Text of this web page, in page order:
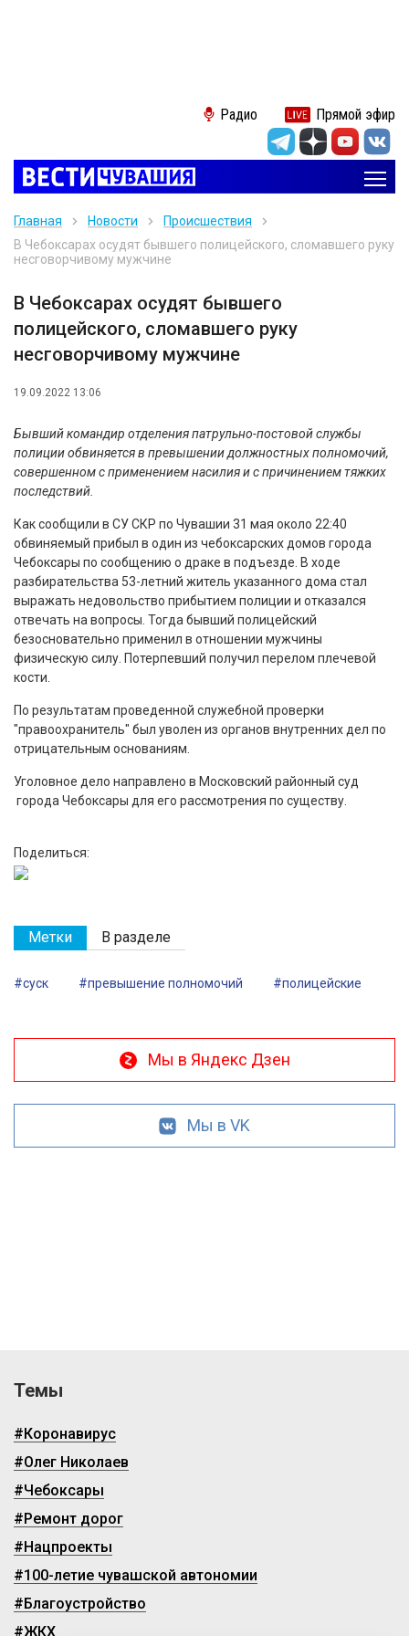
Радио Прямой эфир
Главная Новости
Происшествия
В Чебоксарах осудят бывшего полицейского, сломавшего руку
несговорчивому мужчине
В Чебоксарах осудят бывшего
полицейского, сломавшего руку
несговорчивому мужчине
19.09.2022 13:06
Бывший командир отделения патрульно-постовой службы
полиции обвиняется в превышении должностных полномочий,
совершенном с применением насилия и с причинением тяжких
последствий.
Как сообщили в СУ СКР по Чувашии 31 мая около 22:40
обвиняемый прибыл в один из чебоксарских домов города
Чебоксары по сообщению о драке в подъезде. В ходе
разбирательства 53-летний житель указанного дома стал
выражать недовольство прибытием полиции и отказался
отвечать на вопросы. Тогда бывший полицейский
безосновательно применил в отношении мужчины
физическую силу. Потерпевший получил перелом плечевой
кости.
По результатам проведенной служебной проверки
"правоохранитель" был уволен из органов внутренних дел по
отрицательным основаниям.
Уголовное дело направлено в Московский районный суд
города Чебоксары для его рассмотрения по существу.
Поделиться:
Метки В разделе
#суск #превышение полномочий #полицейские
Мы в Яндекс Дзен
Мы в VK
Темы
#Коронавирус
#Олег Николаев
#Чебоксары
#Ремонт дорог
#Нацпроекты
#100-летие чувашской автономии
#Благоустройство
#ЖКХ